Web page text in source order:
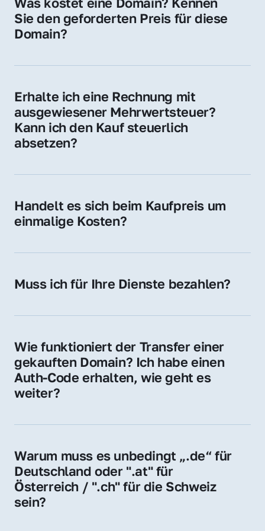
Adressen oder als digitale Investition.
Sie den geforderten Preis für diese
Domain?
Domain liegt ein konkreter Kaufpreis vor –
unverbindliches Angebot.
Erhalte ich eine Rechnung mit
ausgewiesener Mehrwertsteuer?
Kann ich den Kauf steuerlich
absetzen?
Für Unternehmen ist der Kauf in der Regel
Handelt es sich beim Kaufpreis um
einmalige Kosten?
späteren Betrieb der Domain (z. B. beim
Gebühren an. Diese bewegen sich für .de
Muss ich für Ihre Dienste bezahlen?
der Domain – ohne zusätzliche Vermittlungs-
Wie funktioniert der Transfer einer
gekauften Domain? Ich habe einen
Auth-Code erhalten, wie geht es
weiter?
Provider, die Domain zu übernehmen. Gerne
schnellen Prozess.
Warum muss es unbedingt „.de“ für
Deutschland oder ".at" für
Österreich / ".ch" für die Schweiz
sein?